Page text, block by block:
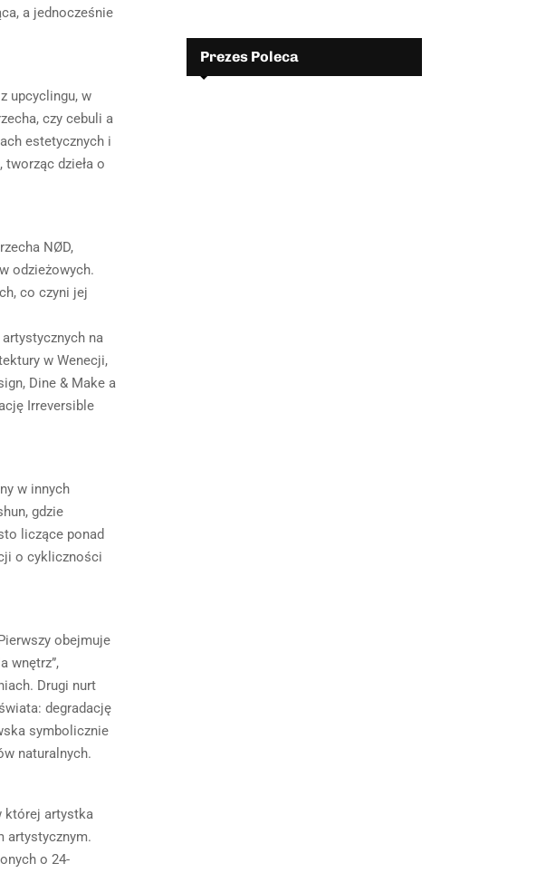
a jednocześnie
upcyclingu, w
czy cebuli a
estetycznych i
dzieła o
NØD,
odzieżowych.
co czyni jej
na
w Wenecji,
Dine & Make a
Irreversible
w innych
gdzie
liczące ponad
o cykliczności
obejmuje
wnętrz”,
Drugi nurt
degradację
symbolicznie
naturalnych.
której artystka
artystycznym.
o 24-
Prezes Poleca